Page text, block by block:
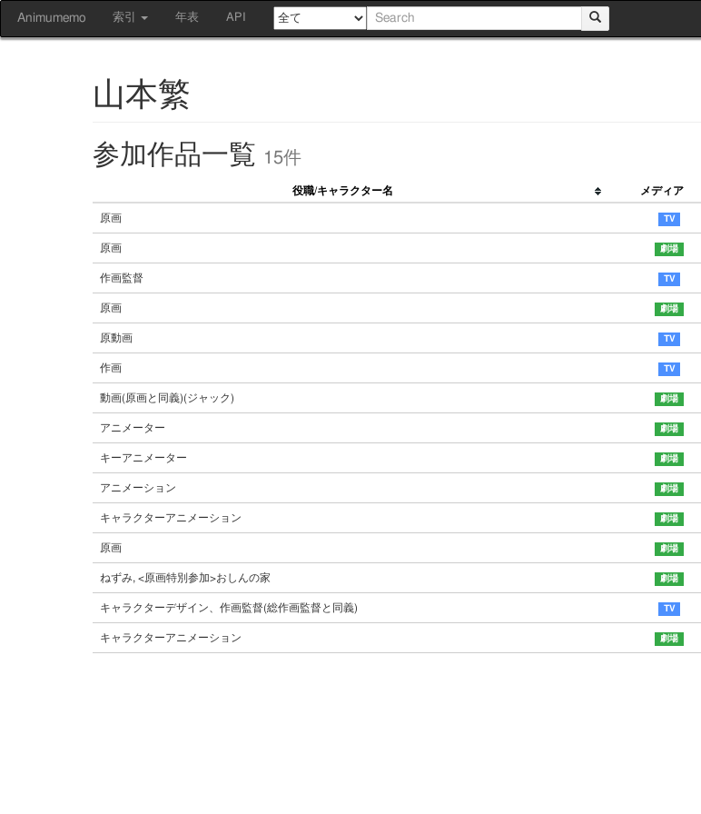
Animumemo 索引 年表 API
山本繁
参加作品一覧 15件
役職/キャラクター名 メディア
原画
原画
作画監督
原画
原動画
作画
動画(原画と同義)(ジャック)
アニメーター
キーアニメーター
アニメーション
キャラクターアニメーション
原画
ねずみ, <原画特別参加>おしんの家
キャラクターデザイン、作画監督(総作画監督と同義)
キャラクターアニメーション